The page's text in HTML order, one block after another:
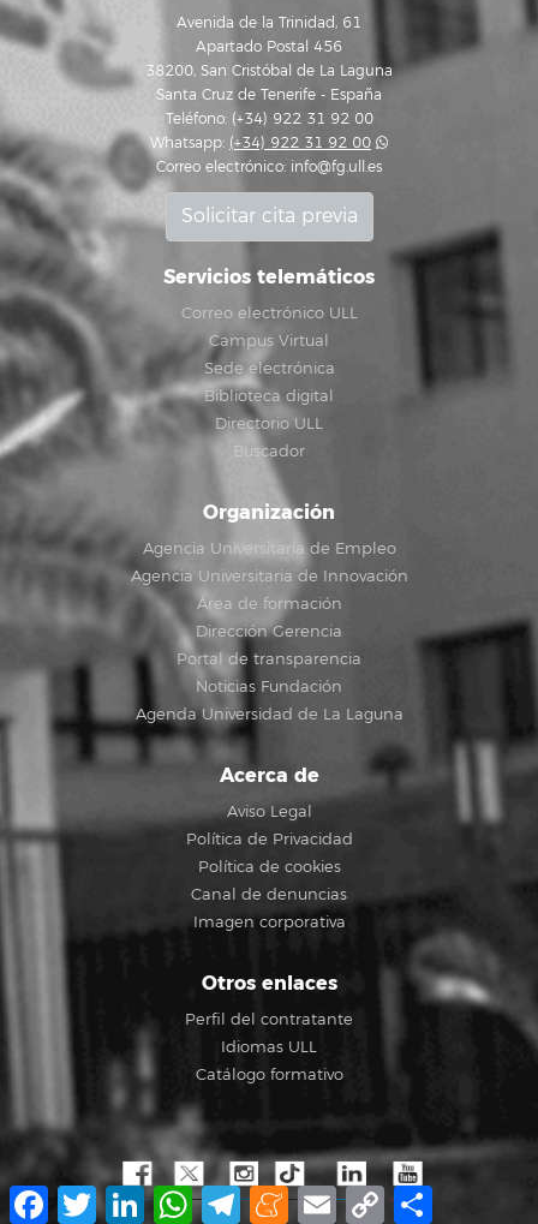
Avenida de la Trinidad, 61
Apartado Postal 456
38200, San Cristóbal de La Laguna
Santa Cruz de Tenerife - España
Teléfono: (+34) 922 31 92 00
Whatsapp: (+34) 922 31 92 00
Correo electrónico: info@fg.ull.es
Solicitar cita previa
Servicios telemáticos
Correo electrónico ULL
Campus Virtual
Sede electrónica
Biblioteca digital
Directorio ULL
Buscador
Organización
Agencia Universitaria de Empleo
Agencia Universitaria de Innovación
Área de formación
Dirección Gerencia
Portal de transparencia
Noticias Fundación
Agenda Universidad de La Laguna
Acerca de
Aviso Legal
Política de Privacidad
Política de cookies
Canal de denuncias
Imagen corporativa
Otros enlaces
Perfil del contratante
Idiomas ULL
Catálogo formativo
Facebook
TwitterLinkedInWhatsApp
TelegramMeneame
Email Copy
Link